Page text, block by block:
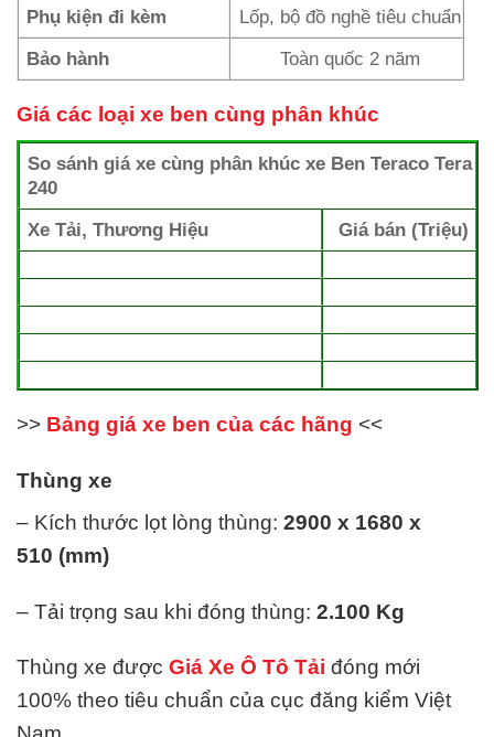
Phụ kiện đi kèm
Lốp, bộ đồ nghề tiêu chuẩn
Bảo hành
Toàn quốc 2 năm
Giá các loại xe ben cùng phân khúc
So sánh giá xe cùng phân khúc xe Ben Teraco Tera
240
Xe Tải, Thương Hiệu
Giá bán (Triệu)
>> Bảng giá xe ben của các hãng <<
Thùng xe
– Kích thước lọt lòng thùng: 2900 x 1680 x
510 (mm)
– Tải trọng sau khi đóng thùng: 2.100 Kg
Thùng xe được Giá Xe Ô Tô Tải đóng mới
100% theo tiêu chuẩn của cục đăng kiểm Việt